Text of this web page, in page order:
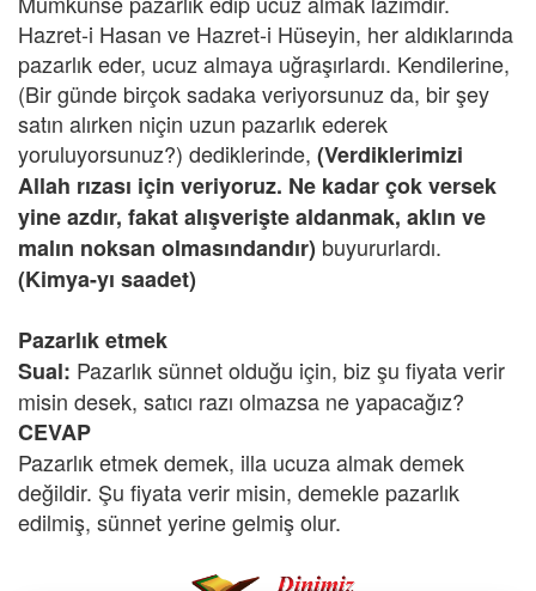
Hazret-i Hasan ve Hazret-i Hüseyin, her aldıklarında
pazarlık eder, ucuz almaya uğraşırlardı. Kendilerine,
(Bir günde birçok sadaka veriyorsunuz da, bir şey
satın alırken niçin uzun pazarlık ederek
yoruluyorsunuz?) dediklerinde, (Verdiklerimizi
Allah rızası için veriyoruz. Ne kadar çok versek
yine azdır, fakat alışverişte aldanmak, aklın ve
malın noksan olmasındandır) buyururlardı.
(Kimya-yı saadet)
Pazarlık etmek
Sual: Pazarlık sünnet olduğu için, biz şu fiyata verir
misin desek, satıcı razı olmazsa ne yapacağız?
CEVAP
Pazarlık etmek demek, illa ucuza almak demek
değildir. Şu fiyata verir misin, demekle pazarlık
edilmiş, sünnet yerine gelmiş olur.